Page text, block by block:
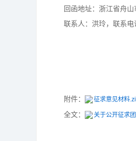
回函地址：浙江省舟山
联系人：洪玲，联系电
附件： 征求意见材料
全文： 关于公开征求